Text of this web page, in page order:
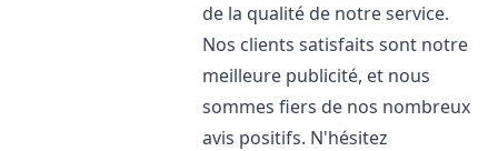
de la qualité de notre service.
Nos clients satisfaits sont notre
meilleure publicité, et nous
sommes fiers de nos nombreux
avis positifs. N'hésitez